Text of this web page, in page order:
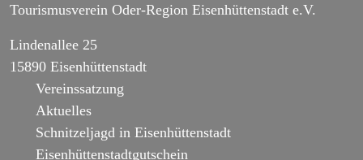
Tourismusverein Oder-Region Eisenhüttenstadt e.V.
Lindenallee 25
15890 Eisenhüttenstadt
Vereinssatzung
Aktuelles
Schnitzeljagd in Eisenhüttenstadt
Eisenhüttenstadtgutschein